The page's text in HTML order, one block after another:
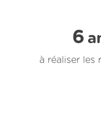
6
à réaliser les